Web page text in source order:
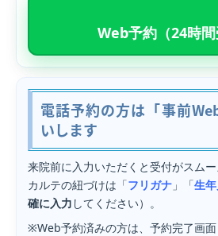
Web予約（24時間
電話予約の方は「事前
いします
来院前に入力いただくと受付がスムー
カルテの紐づけは「フリガナ 」「生
確に入力 してください）。
※Web予約済みの方は、予約完了画